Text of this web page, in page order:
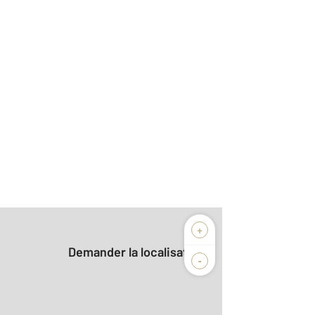
+
-
Demander la localisation